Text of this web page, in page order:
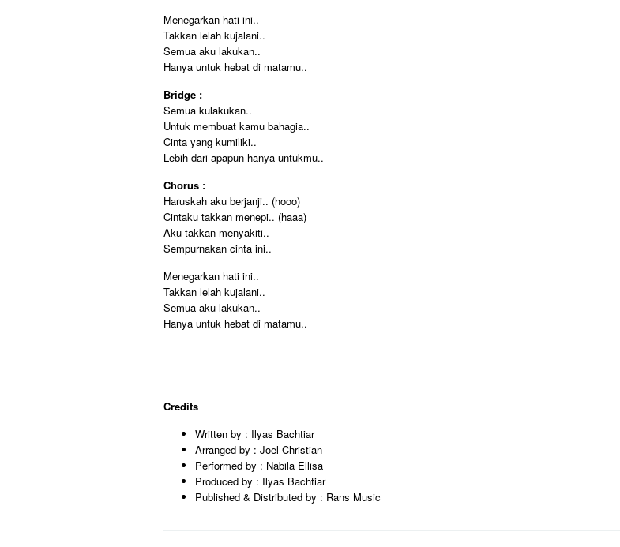
Menegarkan hati ini..
Takkan lelah kujalani..
Semua aku lakukan..
Hanya untuk hebat di matamu..
Bridge :
Semua kulakukan..
Untuk membuat kamu bahagia..
Cinta yang kumiliki..
Lebih dari apapun hanya untukmu..
Chorus :
Haruskah aku berjanji.. (hooo)
Cintaku takkan menepi.. (haaa)
Aku takkan menyakiti..
Sempurnakan cinta ini..
Menegarkan hati ini..
Takkan lelah kujalani..
Semua aku lakukan..
Hanya untuk hebat di matamu..
Credits
Written by : Ilyas Bachtiar
Arranged by : Joel Christian
Performed by : Nabila Ellisa
Produced by : Ilyas Bachtiar
Published & Distributed by : Rans Music